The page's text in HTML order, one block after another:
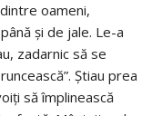
oameni,
şi de jale. Le-a
zadarnic să se
Ştiau prea
să împlinească